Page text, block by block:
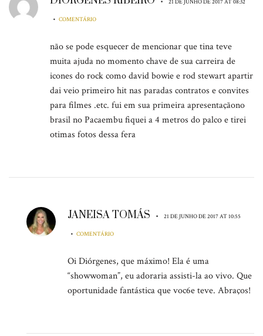
• COMENTÁRIO
não se pode esquecer de mencionar que tina teve
muita ajuda no momento chave de sua carreira de
icones do rock como david bowie e rod stewart apartir
dai veio primeiro hit nas paradas contratos e convites
para filmes .etc. fui em sua primeira apresentaçãono
brasil no Pacaembu fiquei a 4 metros do palco e tirei
otimas fotos dessa fera
JANEISA TOMÁS • 21 DE JUNHO DE 2017 AT 10:55
• COMENTÁRIO
Oi Diórgenes, que máximo! Ela é uma
“showwoman”, eu adoraria assisti-la ao vivo. Que
oportunidade fantástica que voc6e teve. Abraços!